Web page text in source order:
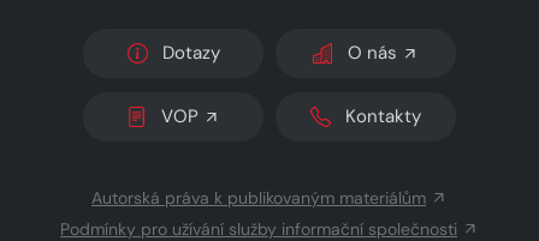
Dotazy O nás
VOP Kontakty
Autorská práva k publikovaným materiálům
Podmínky pro užívání služby informační společnosti